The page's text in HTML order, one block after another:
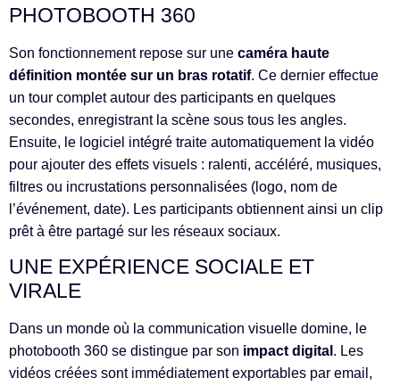
PHOTOBOOTH 360
Son fonctionnement repose sur une caméra haute
définition montée sur un bras rotatif. Ce dernier effectue
un tour complet autour des participants en quelques
secondes, enregistrant la scène sous tous les angles.
Ensuite, le logiciel intégré traite automatiquement la vidéo
pour ajouter des effets visuels : ralenti, accéléré, musiques,
filtres ou incrustations personnalisées (logo, nom de
l’événement, date). Les participants obtiennent ainsi un clip
prêt à être partagé sur les réseaux sociaux.
UNE EXPÉRIENCE SOCIALE ET
VIRALE
Dans un monde où la communication visuelle domine, le
photobooth 360 se distingue par son impact digital . Les
vidéos créées sont immédiatement exportables par email,